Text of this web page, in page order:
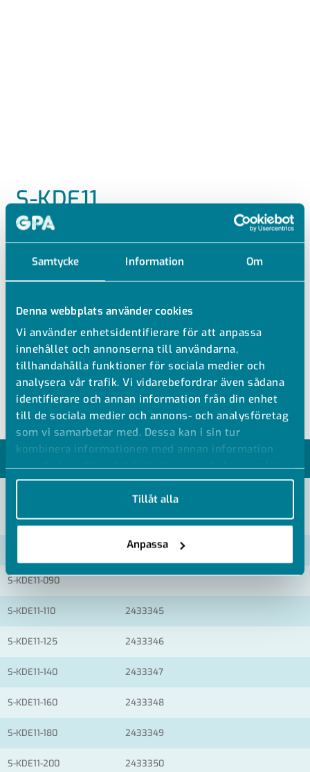
Samtycke Information Om
Denna webbplats använder cookies
Vi använder enhetsidentifierare för att anpassa
innehållet och annonserna till användarna,
tillhandahålla funktioner för sociala medier och
analysera vår trafik. Vi vidarebefordrar även sådana
identifierare och annan information från din enhet
till de sociala medier och annons- och analysföretag
som vi samarbetar med. Dessa kan i sin tur
kombinera informationen med annan information
som du har tillhandahållit eller som de har samlat in
när du har använt deras tjänster.
Tillåt alla
Anpassa
S-KDE11
PE BÖJ 30° SDR11
PE100 Böj 30° SDR11
Långa ändar
Vatten PN 12,8 vid +20 °C
temperaturer
Segmentsvetsad
Stum- och Elmuffsvetsning
RSK
S-KDE11-090
S-KDE11-110 2433345
S-KDE11-125 2433346
S-KDE11-140 2433347
S-KDE11-160 2433348
S-KDE11-180 2433349
S-KDE11-200 2433350